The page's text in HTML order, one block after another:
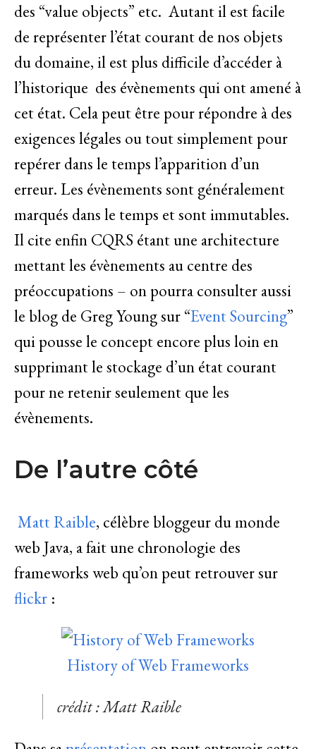
des “value objects” etc. Autant il est facile
de représenter l’état courant de nos objets
du domaine, il est plus difficile d’accéder à
l’historique des évènements qui ont amené à
cet état. Cela peut être pour répondre à des
exigences légales ou tout simplement pour
repérer dans le temps l’apparition d’un
erreur. Les évènements sont généralement
marqués dans le temps et sont immutables.
Il cite enfin CQRS étant une architecture
mettant les évènements au centre des
préoccupations – on pourra consulter aussi
le blog de Greg Young sur “Event Sourcing”
qui pousse le concept encore plus loin en
supprimant le stockage d’un état courant
pour ne retenir seulement que les
évènements.
De l’autre côté
Matt Raible, célèbre bloggeur du monde
web Java, a fait une chronologie des
frameworks web qu’on peut retrouver sur
flickr :
History of Web Frameworks
crédit : Matt Raible